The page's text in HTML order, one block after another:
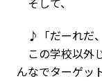
♪「だーれだ
この学校以外
んなでターゲッ